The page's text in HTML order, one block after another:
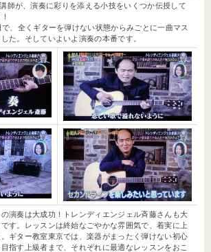
師が、演奏に彩りを添える小技をいくつか伝授して
、全くギターを弾けない状態からみごとに一曲マス
た。そしていよいよ演奏の本番です。
演奏は大成功！トレンディエンジェル斉藤さんも大
す。レッスンは終始なごやかな雰囲気で、着実に上
ギター教室東京では、楽器がまったく弾けない初心
指す上級者まで、それぞれに最適なレッスンをおこ